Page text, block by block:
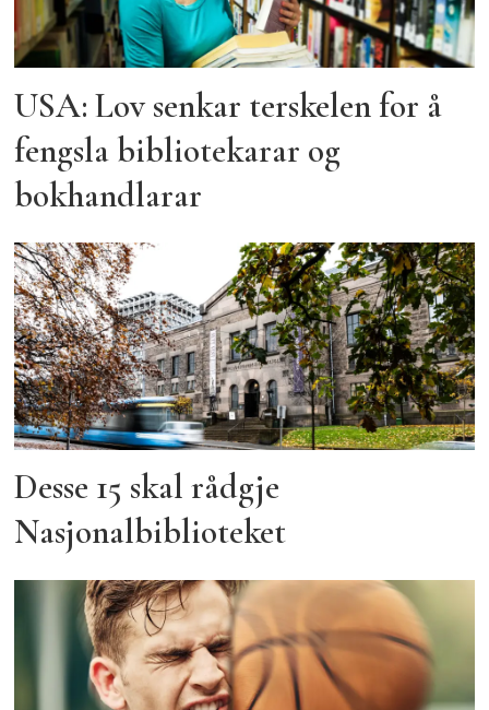
USA: Lov senkar terskelen for å
fengsla bibliotekarar og
bokhandlarar
Desse 15 skal rådgje
Nasjonalbiblioteket